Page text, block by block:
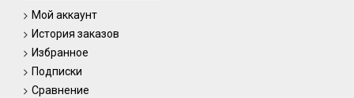
Мой аккаунт
История заказов
Избранное
Подписки
Сравнение